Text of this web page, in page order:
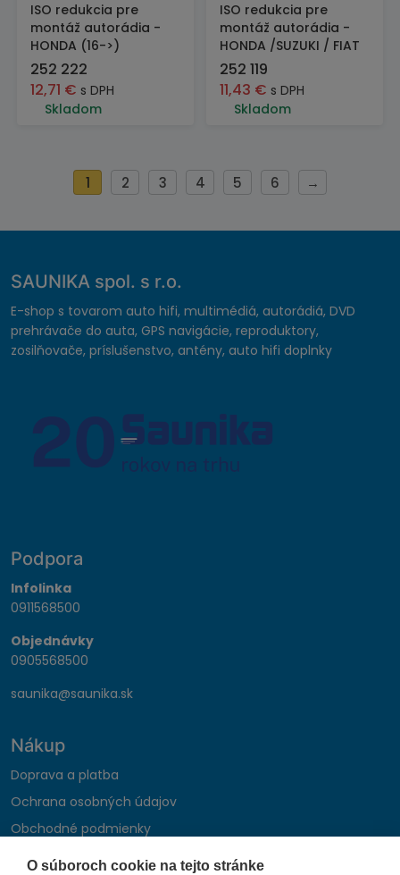
O súboroch cookie na tejto stránke
ISO redukcia pre
montáž autorádia -
HONDA (16->)
252 222
12,71 € s DPH
Skladom
ISO redukcia pre
montáž autorádia -
HONDA /SUZUKI / FIAT
252 119
11,43 € s DPH
Skladom
1 2 3 4 5 6 →
SAUNIKA spol. s r.o.
E-shop s tovarom auto hifi, multimédiá, autorádiá, DVD
prehrávače do auta, GPS navigácie, reproduktory,
zosilňovače, príslušenstvo, antény, auto hifi doplnky
Podpora
Infolinka
0911568500
Objednávky
0905568500
saunika@saunika.sk
Nákup
Doprava a platba
Ochrana osobných údajov
Obchodné podmienky
Reklamačný poriadok